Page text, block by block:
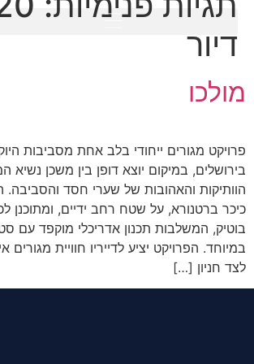
דיור
מולכו
פרויקט מגורים ייחודי בלב אחת מסביבות
בירושלים, במיקום יוצא דופן בין משכן נשיא
הוותיקות והאהובות של שערי חסד והסביבה.
בוטיק, המשלבות תכנון אדריכלי מוקפד עם
במיוחד. הפרויקט יציע לדייריו חוויית מגורים
לצד חניון […]